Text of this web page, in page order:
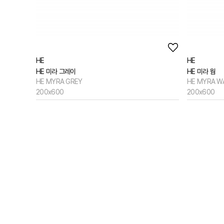
HE
HE 미라 그레이
HE MYRA GREY
200x600
HE
HE 미라 웜
HE MYRA
200x600